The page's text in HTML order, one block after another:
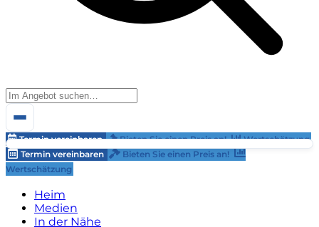
Termin vereinbaren Bieten Sie einen Preis an!
Wertschätzung
Termin vereinbaren
Bieten Sie einen Preis an!
Wertschätzung
Heim
Medien
In der Nähe